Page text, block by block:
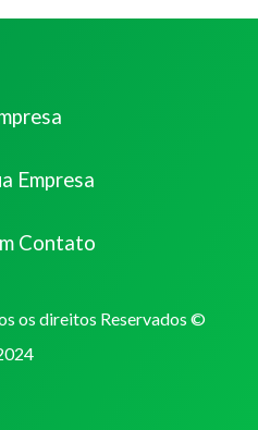
Empresa
Contato
os direitos Reservados ©